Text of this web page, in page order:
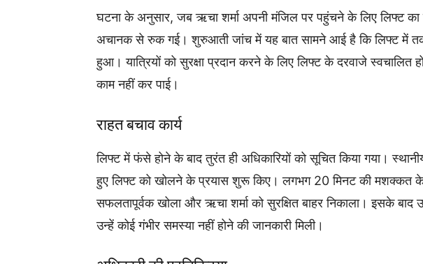
घटना के अनुसार, जब ऋचा शर्मा अपनी मंजिल पर पहुंचने के लिए लिफ्ट का
अचानक से रुक गई। शुरुआती जांच में यह बात सामने आई है कि लिफ्ट में
हुआ। यात्रियों को सुरक्षा प्रदान करने के लिए लिफ्ट के दरवाजे स्वचालित
काम नहीं कर पाई।
राहत बचाव कार्य
लिफ्ट में फंसे होने के बाद तुरंत ही अधिकारियों को सूचित किया गया।
हुए लिफ्ट को खोलने के प्रयास शुरू किए। लगभग 20 मिनट की मशक्कत के
सफलतापूर्वक खोला और ऋचा शर्मा को सुरक्षित बाहर निकाला। इसके बाद
उन्हें कोई गंभीर समस्या नहीं होने की जानकारी मिली।